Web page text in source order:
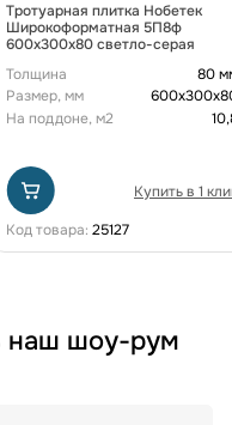
Тротуарная плитка Нобетек
Широкоформатная 5П8ф
600x300x80 светло-серая
Толщина
80
Размер, мм
На поддоне, м2
Купить в 1
Код товара: 25127
наш шоу-рум